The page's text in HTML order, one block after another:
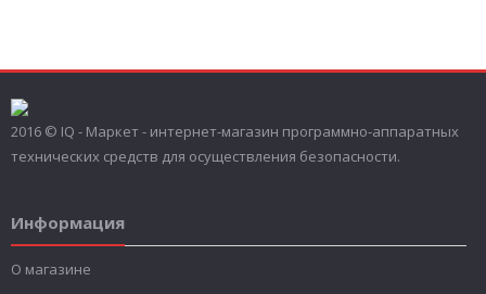
2016 © IQ - Маркет - интернет-магазин программно-аппаратных
технических средств для осуществления безопасности.
Информация
О магазине